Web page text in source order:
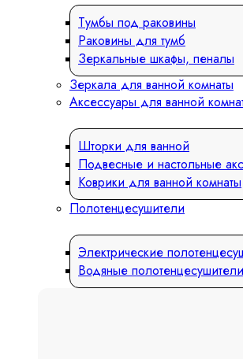
Тумбы под раковины
Раковины для тумб
Зеркальные шкафы, пеналы
Зеркала для ванной комнаты
Аксессуары для ванной
Шторки для ванной
Подвесные и настольные
Коврики для ванной комнаты
Полотенцесушители
Электрические
Водяные полотенцесушители